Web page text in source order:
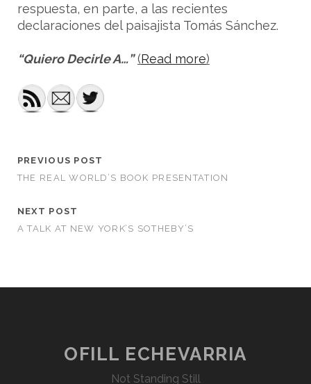
respuesta, en parte, a las recientes
declaraciones del paisajista Tomás Sánchez.
“Quiero Decirle A…” (Read more)
PREVIOUS POST
THE REAL WORLD’S BOOK PRESENTATION
NEXT POST
A TALK AT NEW YORK’S SOTHEBY’S
OFILL ECHEVARRIA
Not Standing Still